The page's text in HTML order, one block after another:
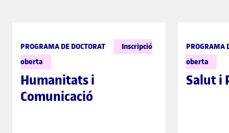
PROGRAMA DE DOCTORAT
Inscripció
oberta
Humanitats i
Comunicació
PROGRAMA
oberta
Salut i